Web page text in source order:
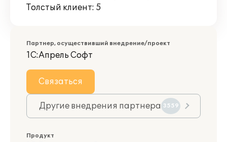
Толстый клиент: 5
Партнер, осуществивший внедрение/проект
1С:Апрель Софт
Связаться
Другие внедрения партнера 3559
Продукт